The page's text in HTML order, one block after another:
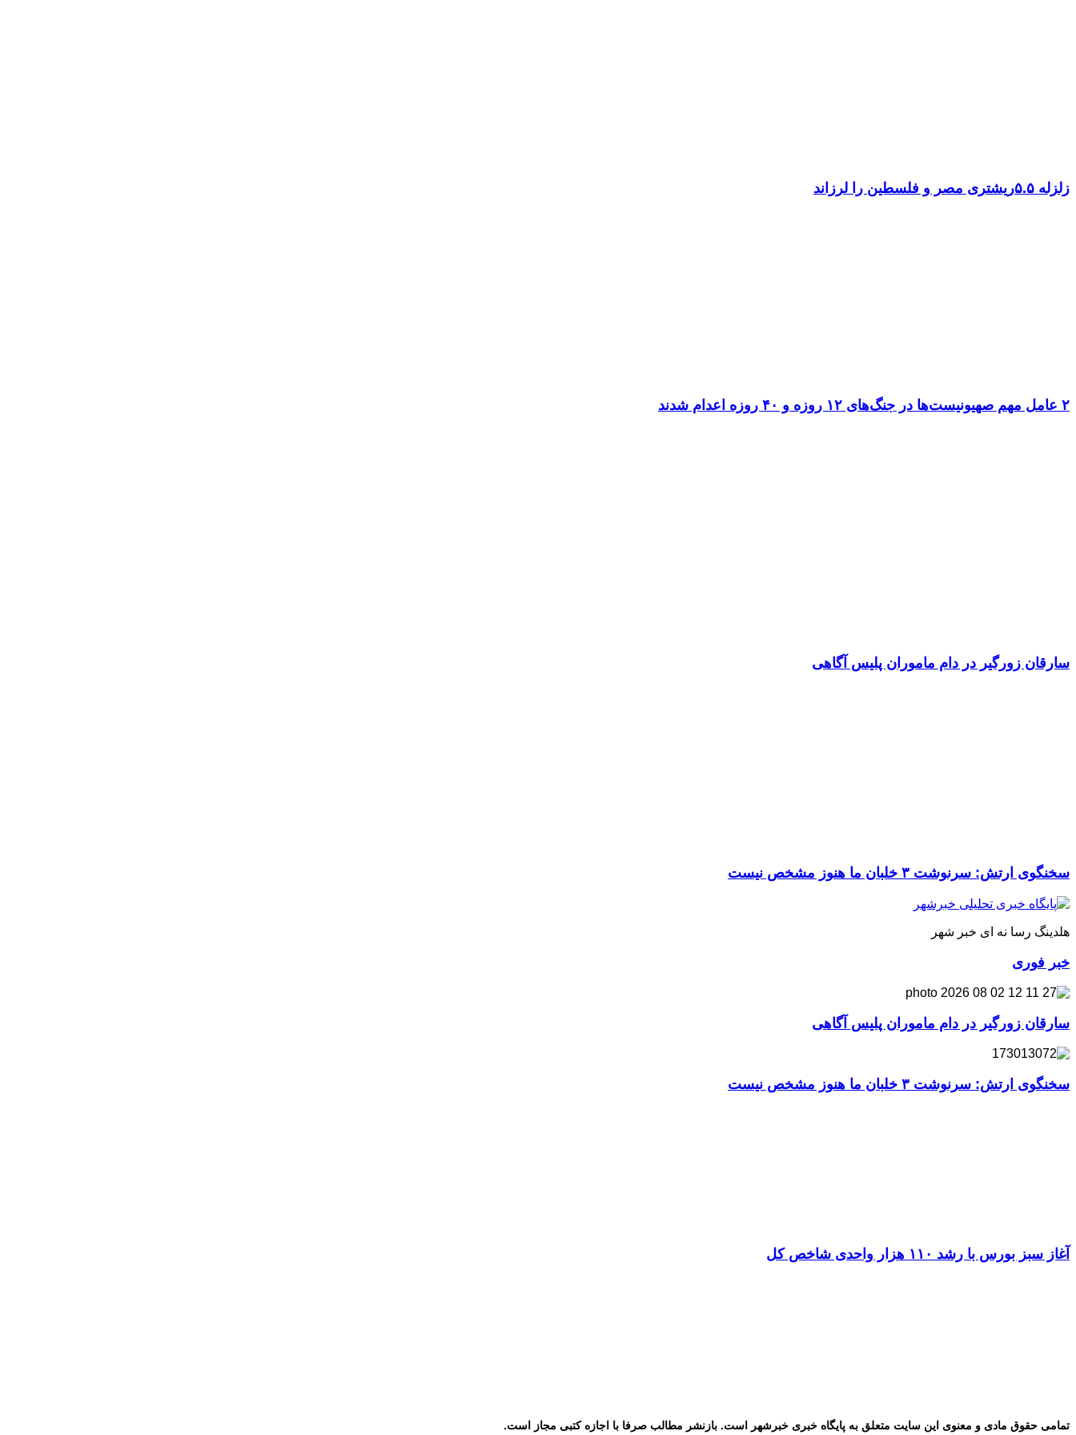
زلزله ۵.۵ریشتری مصر و فلسطین را لرزاند
۲ عامل مهم صهیونیست‌ها در جنگ‌های ۱۲ روزه و ۴۰ روزه اعدام شدند
سارقان زورگیر در دام ماموران پلیس آگاهی
سخنگوی ارتش: سرنوشت ۳ خلبان ما هنوز مشخص نیست
هلدینگ رسا نه ای خبر شهر
خبر فوری
سارقان زورگیر در دام ماموران پلیس آگاهی
سخنگوی ارتش: سرنوشت ۳ خلبان ما هنوز مشخص نیست
آغاز سبز بورس با رشد ۱۱۰ هزار واحدی شاخص کل
تمامی حقوق مادی و معنوی این سایت متعلق به پایگاه خبری خبرشهر است. بازنشر مطالب صرفا با اجازه کتبی مجاز است.